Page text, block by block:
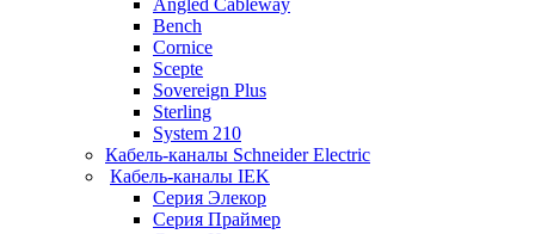
Bench
Cornice
Scepte
Sovereign Plus
Sterling
System 210
Кабель-каналы Schneider Electric
Кабель-каналы IEK
Серия Элекор
Серия Праймер